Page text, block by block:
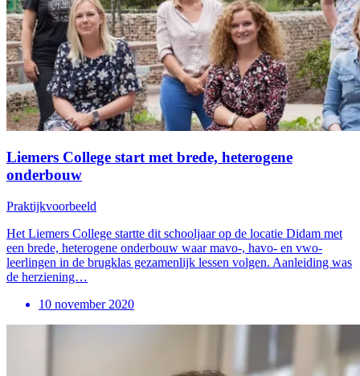
Liemers College start met brede, heterogene
onderbouw
Praktijkvoorbeeld
Het Liemers College startte dit schooljaar op de locatie Didam met
een brede, heterogene onderbouw waar mavo-, havo- en vwo-
leerlingen in de brugklas gezamenlijk lessen volgen. Aanleiding was
de herziening…
10 november 2020